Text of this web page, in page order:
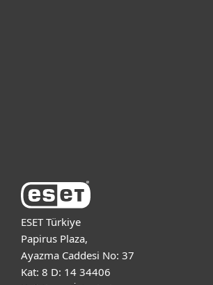
ESET Türkiye
Papirus Plaza,
Ayazma Caddesi No: 37
Kat: 8 D: 14 34406